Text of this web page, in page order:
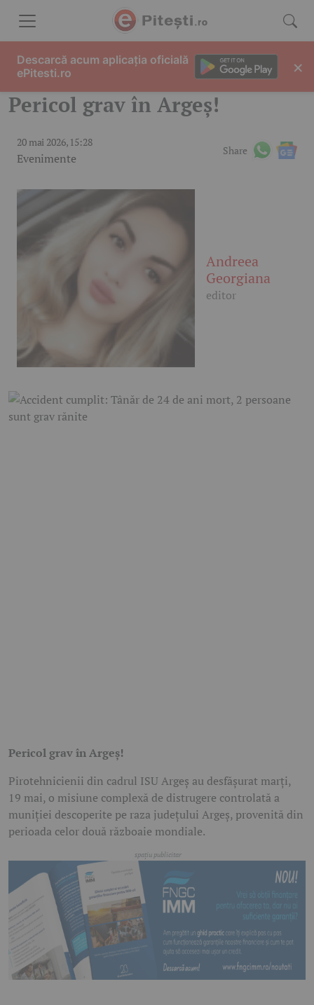
Pericol grav în Argeș!
20 mai 2026, 15:28
Evenimente
Share
Andreea
Georgiana
editor
Pericol grav în Argeș!
Pirotehnicienii din cadrul ISU Argeș au desfășurat marți,
19 mai, o misiune complexă de distrugere controlată a
muniției descoperite pe raza județului Argeș, provenită din
perioada celor două războaie mondiale.
Descarcă acum aplicația oficială
ePitesti.ro
×